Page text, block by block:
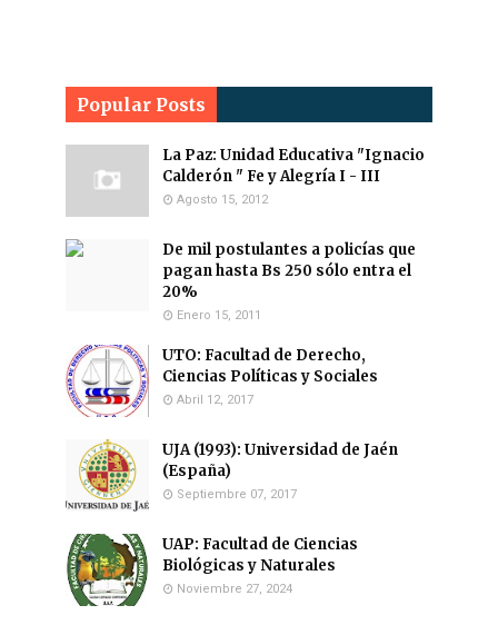
Popular Posts
La Paz: Unidad Educativa "Ignacio
Calderón " Fe y Alegría I - III
Agosto 15, 2012
De mil postulantes a policías que
pagan hasta Bs 250 sólo entra el
20%
Enero 15, 2011
UTO: Facultad de Derecho,
Ciencias Políticas y Sociales
Abril 12, 2017
UJA (1993): Universidad de Jaén
(España)
Septiembre 07, 2017
UAP: Facultad de Ciencias
Biológicas y Naturales
Noviembre 27, 2024